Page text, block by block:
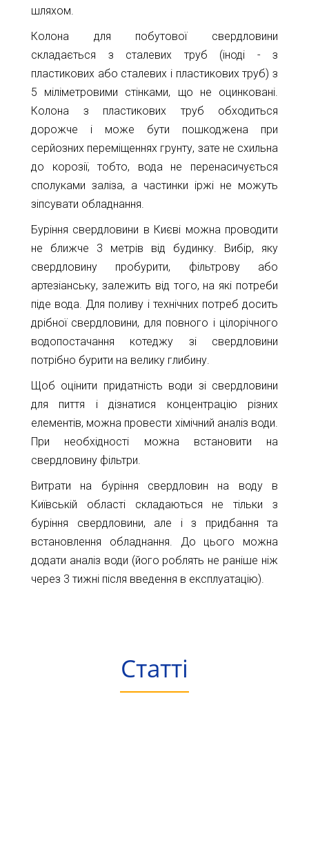
шляхом.
Колона для побутової свердловини
складається з сталевих труб (іноді - з
пластикових або сталевих і пластикових труб) з
5 міліметровими стінками, що не оцинковані.
Колона з пластикових труб обходиться
дорожче і може бути пошкоджена при
серйозних переміщеннях грунту, зате не схильна
до корозії, тобто, вода не перенасичується
сполуками заліза, а частинки іржі не можуть
зіпсувати обладнання.
Буріння свердловини в Києві можна проводити
не ближче 3 метрів від будинку. Вибір, яку
свердловину пробурити, фільтрову або
артезіанську, залежить від того, на які потреби
піде вода. Для поливу і технічних потреб досить
дрібної свердловини, для повного і цілорічного
водопостачання котеджу зі свердловини
потрібно бурити на велику глибину.
Щоб оцінити придатність води зі свердловини
для пиття і дізнатися концентрацію різних
елементів, можна провести хімічний аналіз води.
При необхідності можна встановити на
свердловину фільтри.
Витрати на буріння свердловин на воду в
Київській області складаються не тільки з
буріння свердловини, але і з придбання та
встановлення обладнання. До цього можна
додати аналіз води (його роблять не раніше ніж
через 3 тижні після введення в експлуатацію).
Статті